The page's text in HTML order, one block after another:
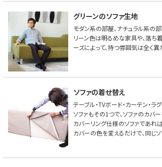
グリーンのソファ生地
モダン系の部屋、ナチュラル系の
リーン色は明るめな家具や、落ち
ーズによって、持つ雰囲気は全く
ソファの着せ替え
テーブル・TVボード・カーテン・
ソファもその1つで、ソファのカバ
カバーリング仕様のソファであれ
カバーの色を変えるだけで、同じ